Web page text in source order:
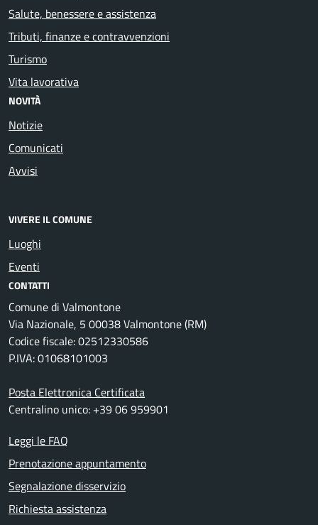
Salute, benessere e assistenza
Tributi, finanze e contravvenzioni
Turismo
Vita lavorativa
NOVITÀ
Notizie
Comunicati
Avvisi
VIVERE IL COMUNE
Luoghi
Eventi
CONTATTI
Comune di Valmontone
Via Nazionale, 5 00038 Valmontone (RM)
Codice fiscale: 02512330586
P.IVA: 01068101003
Posta Elettronica Certificata
Centralino unico: +39 06 959901
Leggi le FAQ
Prenotazione appuntamento
Segnalazione disservizio
Richiesta assistenza